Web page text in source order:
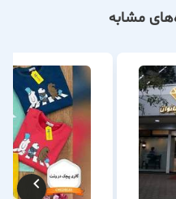
مشابه